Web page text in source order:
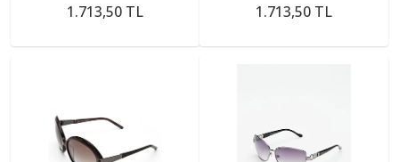
1.713,50 TL 1.713,50 TL